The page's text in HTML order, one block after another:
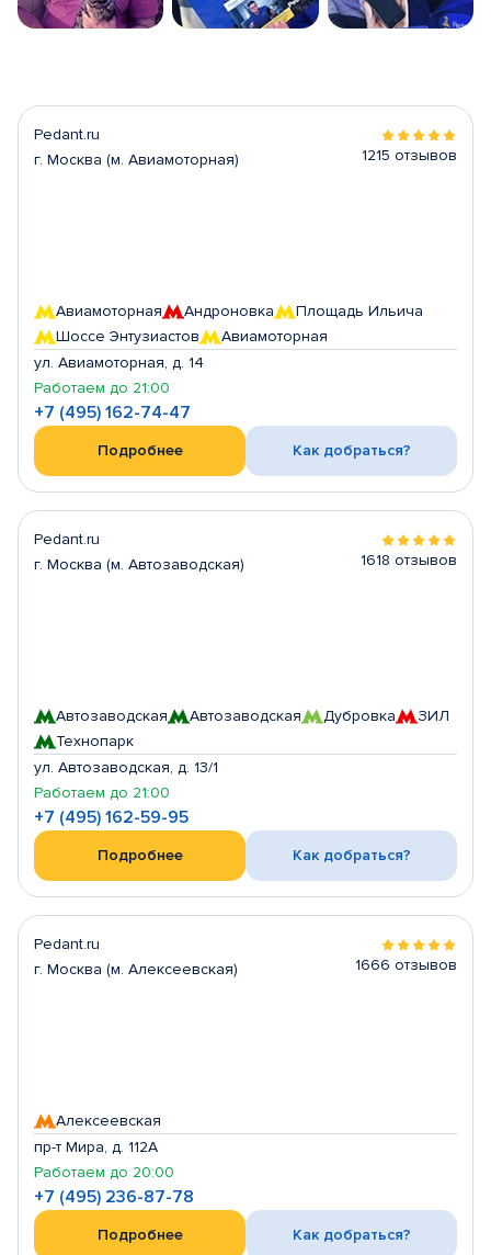
Pedant.ru
г. Москва (м. Авиамоторная)
1215 отзывов
Авиамоторная Андроновка
Площадь Ильича
Шоссе Энтузиастов
Авиамоторная
ул. Авиамоторная, д. 14
Работаем до 21:00
+7 (495) 162-74-47
Подробнее Как добраться?
Pedant.ru
г. Москва (м. Автозаводская)
1618 отзывов
Автозаводская Автозаводская Дубровка
ЗИЛ
Технопарк
ул. Автозаводская, д. 13/1
Работаем до 21:00
+7 (495) 162-59-95
Подробнее Как добраться?
Pedant.ru
г. Москва (м. Алексеевская)
1666 отзывов
Алексеевская
пр-т Мира, д. 112А
Работаем до 20:00
+7 (495) 236-87-78
Подробнее Как добраться?